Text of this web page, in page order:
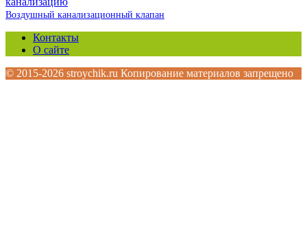
Воздушный канализационный клапан
Контакты
О сайте
© 2015-2026 stroychik.ru Копирование материалов запрещено